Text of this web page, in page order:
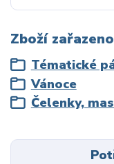
Zboží
Tématické
Vánoce
Čelenky,